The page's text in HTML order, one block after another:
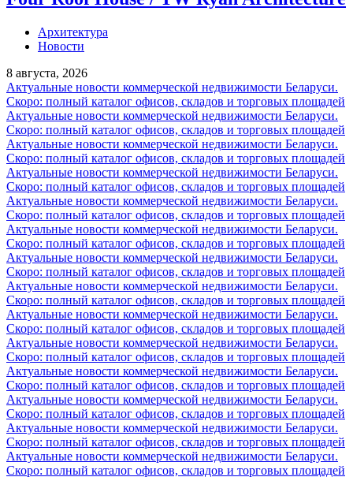
Архитектура
Новости
8 августа, 2026
Актуальные новости коммерческой недвижимости Беларуси.
Скоро: полный каталог офисов, складов и торговых площадей
Актуальные новости коммерческой недвижимости Беларуси.
Скоро: полный каталог офисов, складов и торговых площадей
Актуальные новости коммерческой недвижимости Беларуси.
Скоро: полный каталог офисов, складов и торговых площадей
Актуальные новости коммерческой недвижимости Беларуси.
Скоро: полный каталог офисов, складов и торговых площадей
Актуальные новости коммерческой недвижимости Беларуси.
Скоро: полный каталог офисов, складов и торговых площадей
Актуальные новости коммерческой недвижимости Беларуси.
Скоро: полный каталог офисов, складов и торговых площадей
Актуальные новости коммерческой недвижимости Беларуси.
Скоро: полный каталог офисов, складов и торговых площадей
Актуальные новости коммерческой недвижимости Беларуси.
Скоро: полный каталог офисов, складов и торговых площадей
Актуальные новости коммерческой недвижимости Беларуси.
Скоро: полный каталог офисов, складов и торговых площадей
Актуальные новости коммерческой недвижимости Беларуси.
Скоро: полный каталог офисов, складов и торговых площадей
Актуальные новости коммерческой недвижимости Беларуси.
Скоро: полный каталог офисов, складов и торговых площадей
Актуальные новости коммерческой недвижимости Беларуси.
Скоро: полный каталог офисов, складов и торговых площадей
Актуальные новости коммерческой недвижимости Беларуси.
Скоро: полный каталог офисов, складов и торговых площадей
Актуальные новости коммерческой недвижимости Беларуси.
Скоро: полный каталог офисов, складов и торговых площадей